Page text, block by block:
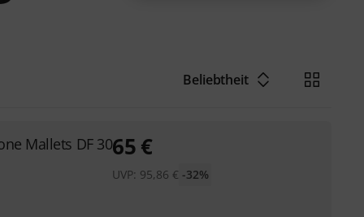
Beliebtheit
Mallets DF 3065 €
UVP: 95,86 € -32%